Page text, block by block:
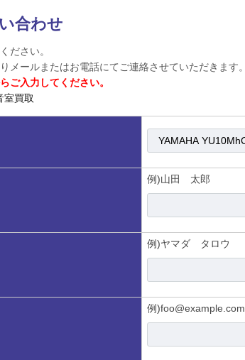
合わせ
ださい。
メールまたはお電話にてご連絡させていただきます。
ご入力してください。
室買取
例)山田 太郎
例)ヤマダ タロウ
例)foo@example.com